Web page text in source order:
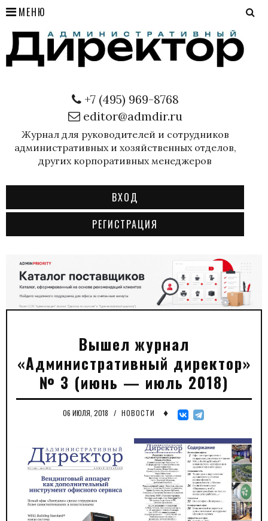
МЕНЮ
+7 (495) 969-8768
editor@admdir.ru
Журнал для руководителей и сотрудников
административных и хозяйственных отделов,
других корпоративных менеджеров
ВХОД
РЕГИСТРАЦИЯ
Вышел журнал
«Административный директор»
№ 3 (июнь — июль 2018)
06 ИЮЛЯ, 2018 / НОВОСТИ ♦